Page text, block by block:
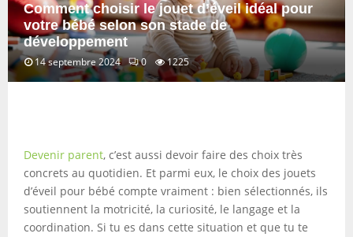
Comment choisir le jouet d’éveil idéal pour
votre bébé selon son stade de
développement
14 septembre 2024 0 1225
Devenir parent, c’est aussi devoir faire des choix très
concrets au quotidien. Et parmi eux, le choix des jouets
d’éveil pour bébé compte vraiment : bien sélectionnés, ils
soutiennent la motricité, la curiosité, le langage et la
coordination. Si tu es dans cette situation et que tu te